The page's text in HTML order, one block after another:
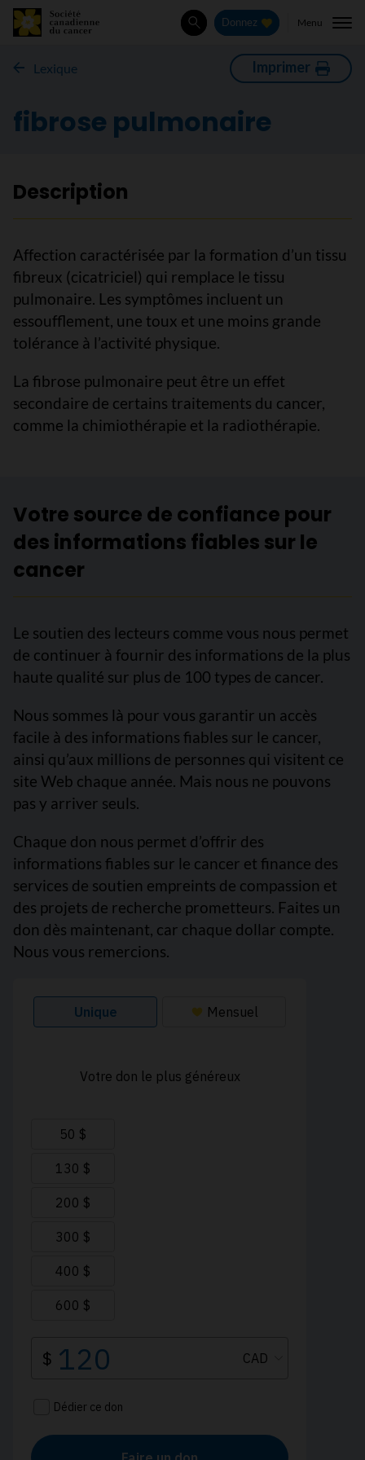
Rechercher
Donnez Menu
Lexique Imprimer
fibrose pulmonaire
Description
Affection caractérisée par la formation d’un tissu
fibreux (cicatriciel) qui remplace le tissu
pulmonaire. Les symptômes incluent un
essoufflement, une toux et une moins grande
tolérance à l’activité physique.
La fibrose pulmonaire peut être un effet
secondaire de certains traitements du cancer,
comme la chimiothérapie et la radiothérapie.
Votre source de confiance pour
des informations fiables sur le
cancer
Le soutien des lecteurs comme vous nous permet
de continuer à fournir des informations de la plus
haute qualité sur plus de 100 types de cancer.
Nous sommes là pour vous garantir un accès
facile à des informations fiables sur le cancer,
ainsi qu’aux millions de personnes qui visitent ce
site Web chaque année. Mais nous ne pouvons
pas y arriver seuls.
Chaque don nous permet d’offrir des
informations fiables sur le cancer et finance des
services de soutien empreints de compassion et
des projets de recherche prometteurs. Faites un
don dès maintenant, car chaque dollar compte.
Nous vous remercions.